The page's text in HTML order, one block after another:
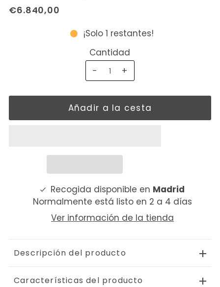
€6.840,00
¡Solo 1 restantes!
Cantidad
-
+
Recogida disponible en Madrid
Normalmente está listo en 2 a 4 días
Ver información de la tienda
Descripción del producto
Características del producto